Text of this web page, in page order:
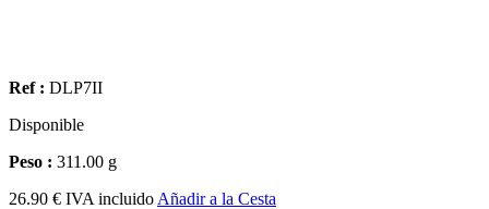
Ref : DLP7II
Disponible
Peso : 311.00 g
26.90 € IVA incluido Añadir a la Cesta